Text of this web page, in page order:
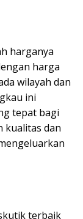
harganya
harga
wilayah dan
ini
tepat bagi
kualitas dan
terbaik